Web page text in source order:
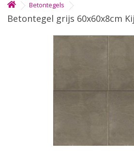
Betontegels
Betontegel grijs 60x60x8cm